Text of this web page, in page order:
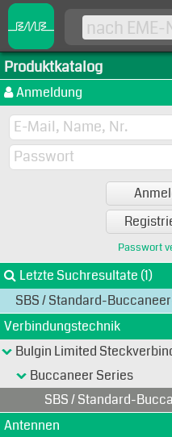
Produktkatalog
Anmeldung
Passwort
Letzte Suchresultate (1)
SBS / Standard-
Verbindungstechnik
Bulgin Limited
Buccaneer Series
SBS / Standard-
Antennen